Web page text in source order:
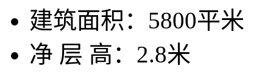
建筑面积： 5800平米
净 层 高： 2.8米